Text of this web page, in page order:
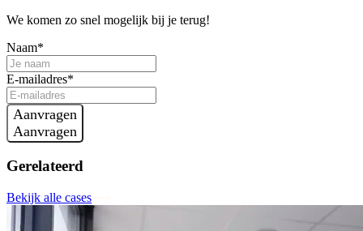
We komen zo snel mogelijk bij je terug!
Naam*
E-mailadres*
Aanvragen
Aanvragen
Gerelateerd
Bekijk alle cases